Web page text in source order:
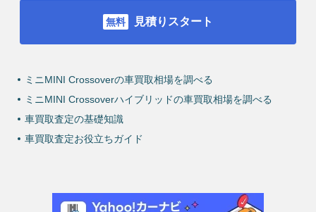
見積りスタート
ミニMINI Crossoverの車買取相場を調べる
ミニMINI Crossoverハイブリッドの車買取相場を調べる
車買取査定の基礎知識
車買取査定お役立ちガイド